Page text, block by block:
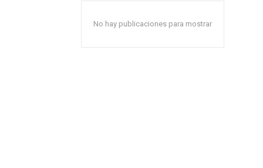
No hay publicaciones para mostrar